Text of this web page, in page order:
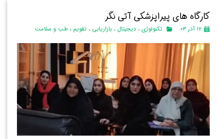
کارگاه های پیراپزشکی آتی نگر
۱۲ آذر ۰۳ تکنولوژی ، دیجیتال ، بازاریابی ، تقویم ، طب و سلامت